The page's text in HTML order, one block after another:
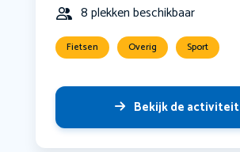
8 plekken beschikbaar
Fietsen Overig Sport
Bekijk de activiteit